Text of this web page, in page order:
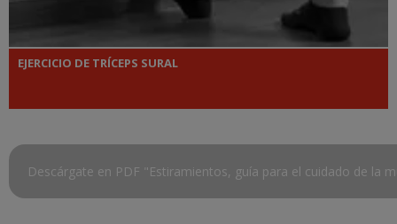
EJERCICIO DE TRÍCEPS SURAL
Descárgate en PDF "Estiramientos, guía para el cuidado de la